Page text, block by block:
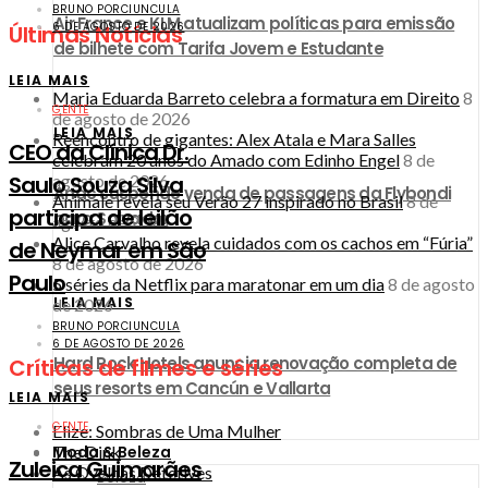
Air France e KLM atualizam políticas para emissão
de bilhete com Tarifa Jovem e Estudante
LEIA MAIS
Anac suspende venda de passagens da Flybondi
para Salvador
LEIA MAIS
Hard Rock Hotels anuncia renovação completa de
seus resorts em Cancún e Vallarta
Moda & Beleza
Beleza
BRUNO PORCIUNCULA
6 DE AGOSTO DE 2026
LEIA MAIS
GENTE
CEO da Clínica Dr.
Saulo Souza Silva
participa de leilão
de Neymar em São
Paulo
BRUNO PORCIUNCULA
6 DE AGOSTO DE 2026
LEIA MAIS
GENTE
Zuleica Guimarães
Últimas Notícias
Maria Eduarda Barreto celebra a formatura em Direito8
de agosto de 2026
Reencontro de gigantes: Alex Atala e Mara Salles
celebram 20 anos do Amado com Edinho Engel8 de
agosto de 2026
Animale revela seu Verão 27 inspirado no Brasil8 de
agosto de 2026
Alice Carvalho revela cuidados com os cachos em “Fúria”
8 de agosto de 2026
5 séries da Netflix para maratonar em um dia8 de agosto
de 2026
Críticas de filmes e séries
Elize: Sombras de Uma Mulher
The Dink
As Ovelhas Detetives